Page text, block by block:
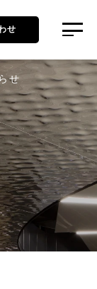
せ
せ